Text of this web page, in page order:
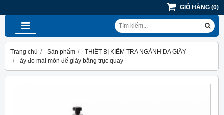
GIỎ HÀNG (0)
Trang chủ Sản phẩm
THIẾT BỊ KIỂM TRA NGÀNH DA GIẦY
áy đo mài mòn đế giày bằng trục quay